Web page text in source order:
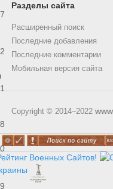
7
2
1
8
0
Разделы сайта
Расширенный поиск
Последние добавления
Последние комментарии
Мобильная версия сайта
Copyright © 2014–2022